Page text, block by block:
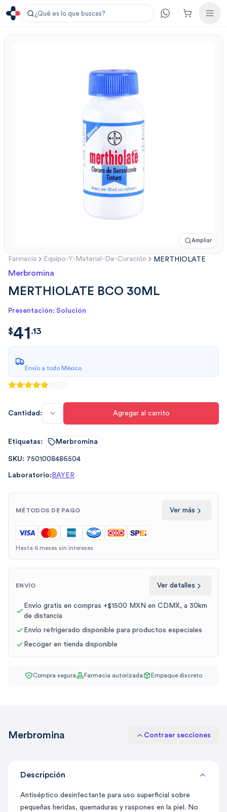
¿Qué es lo que buscas?
Ampliar
Farmacia Equipo-Y-Material-De-Curación MERTHIOLATE
Merbromina
MERTHIOLATE BCO 30ML
Presentación: Solución
$41.1366
$41.13
Envío a todo México
Cantidad: Agregar al carrito
Etiquetas: Merbromina
SKU: 7501008486504
Laboratorio: BAYER
MÉTODOS DE PAGO Ver más
Hasta 6 meses sin intereses
ENVÍO Ver detalles
Envío gratis en compras +$1500 MXN en CDMX, a 30km
de distancia
Envío refrigerado disponible para productos especiales
Recoger en tienda disponible
Compra segura Farmacia autorizada Empaque discreto
Merbromina Contraer secciones
Descripción
Antiséptico desinfectante para uso superficial sobre
pequeñas heridas, quemaduras y raspones en la piel. No